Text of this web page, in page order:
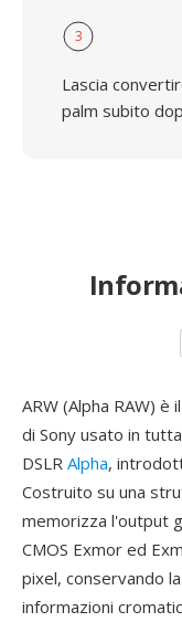
3
Lascia
palm subito
ARW (Alpha RAW)
di Sony usato in
DSLR Alpha,
Costruito su una
memorizza l'output
CMOS Exmor ed
pixel, conservando
informazioni